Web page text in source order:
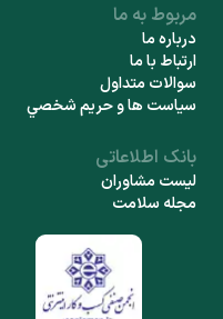
مربوط به ما
درباره ما
ارتباط با ما
سوالات متداول
سياست ها و حريم شخصي
بانک اطلاعاتی
لیست مشاوران
مجله سلامت